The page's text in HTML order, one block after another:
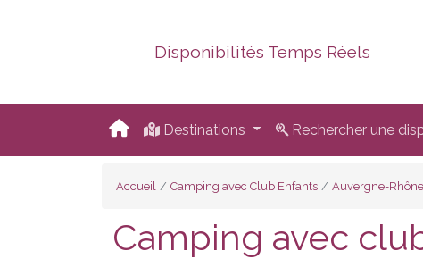
Disponibilités Temps Réels
Destinations Rechercher une
Accueil Camping avec Club Enfants Auvergne-
Camping avec